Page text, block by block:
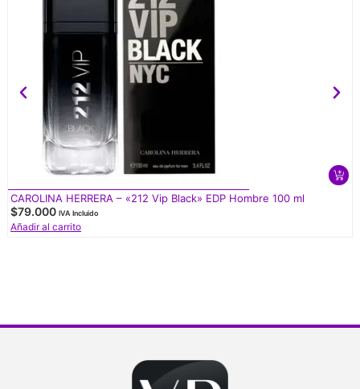
CAROLINA HERRERA – «212 Vip Black» EDP Hombre 100 ml
$79.000 IVA Incluido
Añadir al carrito